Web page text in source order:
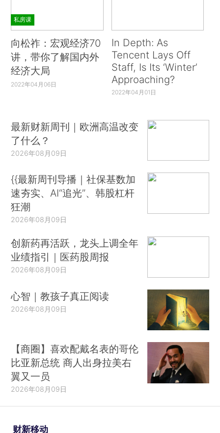
私房课
向松祚：宏观经济70
讲，带你了解国内外
经济大局
2022年04月06日
In Depth: As
Tencent Lays Off
Staff, Is Its ‘Winter’
Approaching?
2022年04月01日
最新财新周刊｜欧洲高温改变
了什么？
2026年08月09日
{{最新周刊导播｜社保基数加
速夯实、AI“追光”、韩股杠杆
狂潮
2026年08月09日
创新药再活跃，龙头上调全年
业绩指引｜医药股周报
2026年08月09日
心智｜教孩子真正阅读
2026年08月09日
【商圈】喜欢配戴名表的哥伦
比亚新总统 商人出身拉美右
翼又一员
2026年08月09日
财新移动